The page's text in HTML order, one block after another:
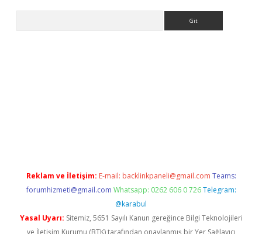
Reklam ve İletişim: E-mail: backlinkpaneli@gmail.com Teams:
forumhizmeti@gmail.com Whatsapp: 0262 606 0 726 Telegram:
@karabul
Yasal Uyarı: Sitemiz, 5651 Sayılı Kanun gereğince Bilgi Teknolojileri
ve İletişim Kurumu (BTK) tarafından onaylanmış bir Yer Sağlayıcı